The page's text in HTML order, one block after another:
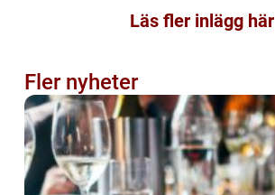
Läs fler inlägg här
Fler nyheter